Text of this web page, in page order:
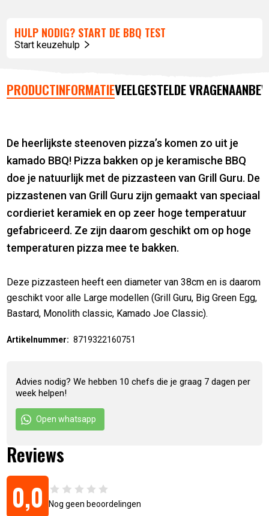
HULP NODIG? START DE BBQ TEST
Start keuzehulp
PRODUCTINFORMATIEVEELGESTELDE VRAGEN
De heerlijkste steenoven pizza’s komen zo uit je
kamado BBQ! Pizza bakken op je keramische BBQ
doe je natuurlijk met de pizzasteen van Grill Guru. De
pizzastenen van Grill Guru zijn gemaakt van speciaal
cordieriet keramiek en op zeer hoge temperatuur
gefabriceerd. Ze zijn daarom geschikt om op hoge
temperaturen pizza mee te bakken.
Deze pizzasteen heeft een diameter van 38cm en is daarom
geschikt voor alle Large modellen (Grill Guru, Big Green Egg,
Bastard, Monolith classic, Kamado Joe Classic).
Artikelnummer: 8719322160751
Advies nodig? We hebben 10 chefs die je graag 7 dagen per
week helpen!
Open whatsapp
Reviews
0,0 Nog geen beoordelingen